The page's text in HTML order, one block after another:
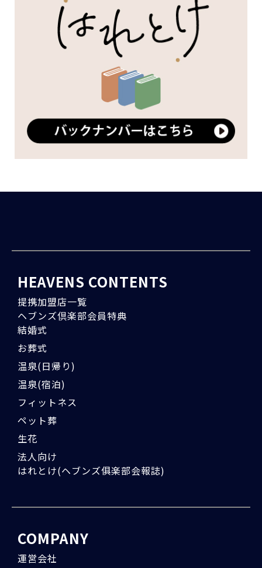
HEAVENS CONTENTS
提携加盟店一覧
ヘブンズ倶楽部会員特典
結婚式
お葬式
温泉(日帰り)
温泉(宿泊)
フィットネス
ペット葬
生花
法人向け
はれとけ(ヘブンズ俱楽部会報誌)
COMPANY
運営会社